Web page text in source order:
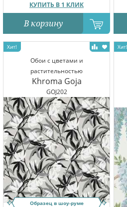
КУПИТЬ В 1 КЛИК
В корзину
Обои с цветами и
растительностью
Khroma Goja
GOJ202
Образец в шоу-руме